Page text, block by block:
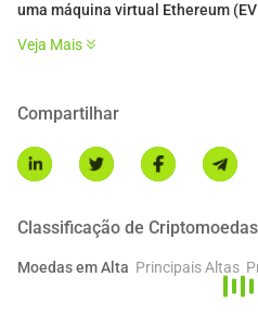
uma máquina virtual Ethereum
os mercados nos anos 2000, a
financeiro existente por meio de
eficiente e resiliente. HYPE é o
Veja Mais
Compartilhar
Classificação de Criptomoedas
Moedas em Alta Principais Altas